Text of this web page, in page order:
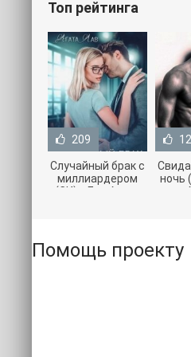
Топ рейтинга
209
Случайный брак с
миллиардером
(СИ) - Лав Агата
ночь
Помощь проекту